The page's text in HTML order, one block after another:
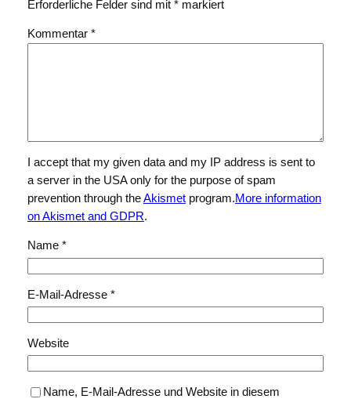
Erforderliche Felder sind mit *markiert
Kommentar *
I accept that my given data and my IP address is sent to
a server in the USA only for the purpose of spam
prevention through theAkismetprogram.More information
on Akismet and GDPR.
Name *
E-Mail-Adresse *
Website
Name, E-Mail-Adresse und Website in diesem